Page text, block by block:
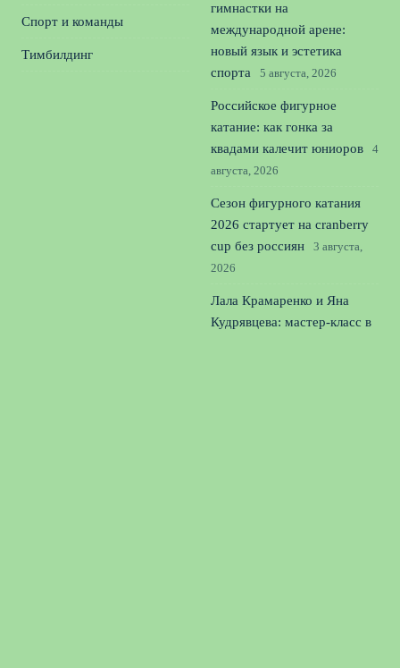
Спорт и команды
Тимбилдинг
гимнастки на
международной арене:
новый язык и эстетика
спорта
5 августа, 2026
Российское фигурное
катание: как гонка за
квадами калечит юниоров
4
августа, 2026
Сезон фигурного катания
2026 стартует на cranberry
cup без россиян
3 августа,
2026
Лала Крамаренко и Яна
Кудрявцева: мастер-класс в